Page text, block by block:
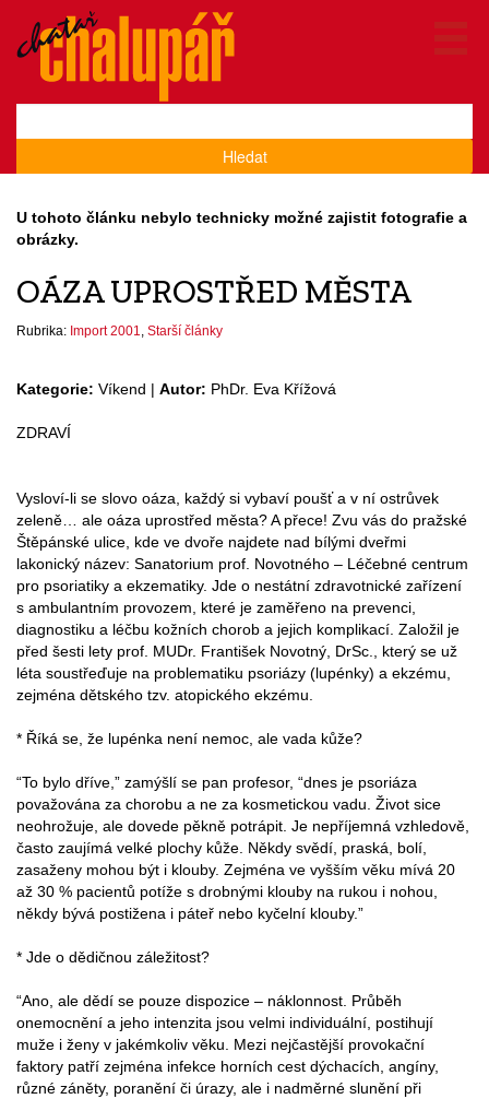
Hledat
U tohoto článku nebylo technicky možné zajistit fotografie a
obrázky.
OÁZA UPROSTŘED MĚSTA
Rubrika: Import 2001 Starší články
Kategorie: Víkend | Autor: PhDr. Eva Křížová
ZDRAVÍ
Vysloví-li se slovo oáza, každý si vybaví poušť a v ní ostrůvek
zeleně… ale oáza uprostřed města? A přece! Zvu vás do pražské
Štěpánské ulice, kde ve dvoře najdete nad bílými dveřmi
lakonický název: Sanatorium prof. Novotného – Léčebné centrum
pro psoriatiky a ekzematiky. Jde o nestátní zdravotnické zařízení
s ambulantním provozem, které je zaměřeno na prevenci,
diagnostiku a léčbu kožních chorob a jejich komplikací. Založil je
před šesti lety prof. MUDr. František Novotný, DrSc., který se už
léta soustřeďuje na problematiku psoriázy (lupénky) a ekzému,
zejména dětského tzv. atopického ekzému.
* Říká se, že lupénka není nemoc, ale vada kůže?
“To bylo dříve,” zamýšlí se pan profesor, “dnes je psoriáza
považována za chorobu a ne za kosmetickou vadu. Život sice
neohrožuje, ale dovede pěkně potrápit. Je nepříjemná vzhledově,
často zaujímá velké plochy kůže. Někdy svědí, praská, bolí,
zasaženy mohou být i klouby. Zejména ve vyšším věku mívá 20
až 30 % pacientů potíže s drobnými klouby na rukou i nohou,
někdy bývá postižena i páteř nebo kyčelní klouby.”
* Jde o dědičnou záležitost?
“Ano, ale dědí se pouze dispozice – náklonnost. Průběh
onemocnění a jeho intenzita jsou velmi individuální, postihují
muže i ženy v jakémkoliv věku. Mezi nejčastější provokační
faktory patří zejména infekce horních cest dýchacích, angíny,
různé záněty, poranění či úrazy, ale i nadměrné slunění při